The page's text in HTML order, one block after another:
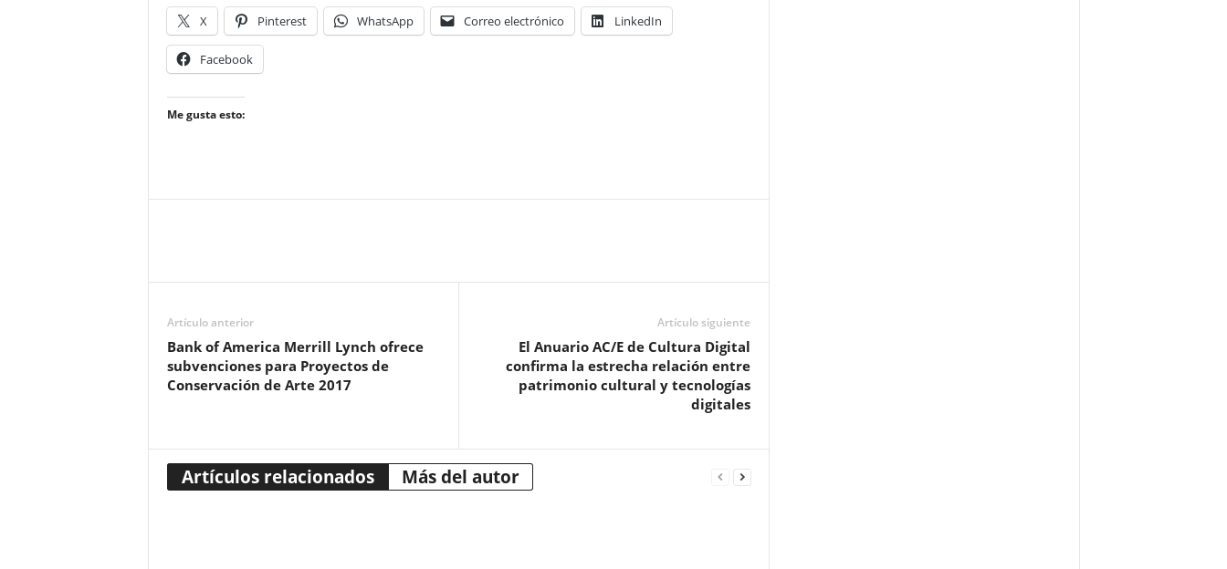
X Pinterest WhatsApp Correo electrónico LinkedIn
Facebook
Me gusta esto:
Artículo anterior
Bank of America Merrill Lynch ofrece
subvenciones para Proyectos de
Conservación de Arte 2017
Artículo siguiente
El Anuario AC/E de Cultura Digital
confirma la estrecha relación entre
patrimonio cultural y tecnologías
digitales
Artículos relacionados Más del autor